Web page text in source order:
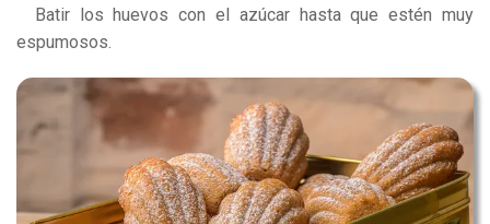
Batir los huevos con el azúcar hasta que estén muy
espumosos.